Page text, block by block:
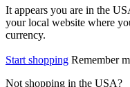
It appears you are in the
your local website where
currency.
Start shopping Remember
Not shopping in the USA?